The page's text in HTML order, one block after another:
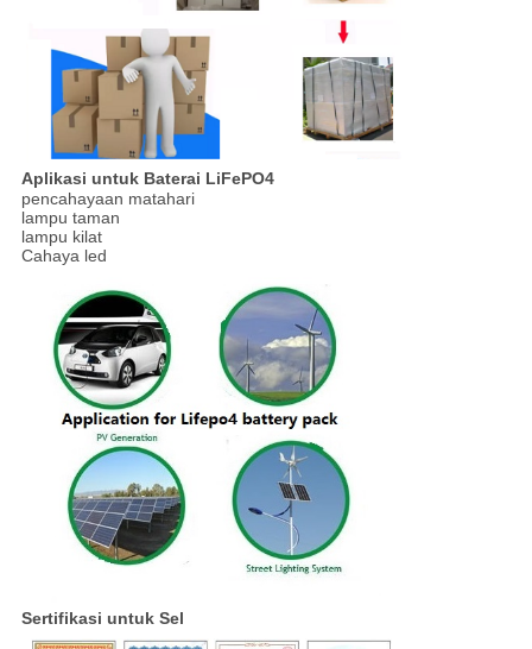
Aplikasi untuk Baterai LiFePO4
pencahayaan matahari
lampu taman
lampu kilat
Cahaya led
Sertifikasi untuk Sel